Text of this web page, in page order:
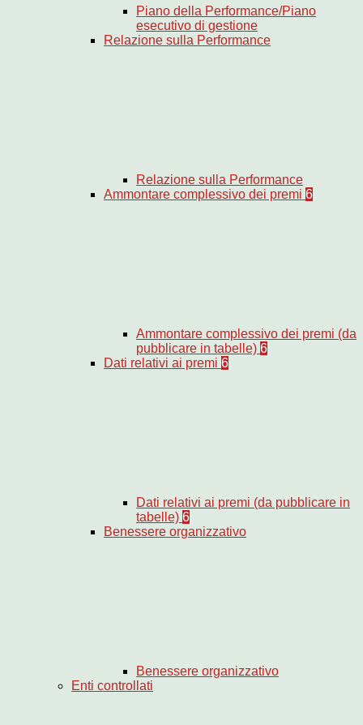
Piano della Performance/Piano
esecutivo di gestione
Relazione sulla Performance
Relazione sulla Performance
Ammontare complessivo dei premi 6
Ammontare complessivo dei premi (da
pubblicare in tabelle) 6
Dati relativi ai premi 6
Dati relativi ai premi (da pubblicare in
tabelle) 6
Benessere organizzativo
Benessere organizzativo
Enti controllati